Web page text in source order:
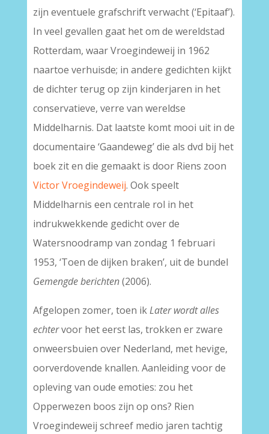
zijn eventuele grafschrift verwacht (‘Epitaaf’).
In veel gevallen gaat het om de wereldstad
Rotterdam, waar Vroegindeweij in 1962
naartoe verhuisde; in andere gedichten kijkt
de dichter terug op zijn kinderjaren in het
conservatieve, verre van wereldse
Middelharnis. Dat laatste komt mooi uit in de
documentaire ‘Gaandeweg’ die als dvd bij het
boek zit en die gemaakt is door Riens zoon
Victor Vroegindeweij. Ook speelt
Middelharnis een centrale rol in het
indrukwekkende gedicht over de
Watersnoodramp van zondag 1 februari
1953, ‘Toen de dijken braken’, uit de bundel
Gemengde berichten(2006).
Afgelopen zomer, toen ikLater wordt alles
echtervoor het eerst las, trokken er zware
onweersbuien over Nederland, met hevige,
oorverdovende knallen. Aanleiding voor de
opleving van oude emoties: zou het
Opperwezen boos zijn op ons? Rien
Vroegindeweij schreef medio jaren tachtig